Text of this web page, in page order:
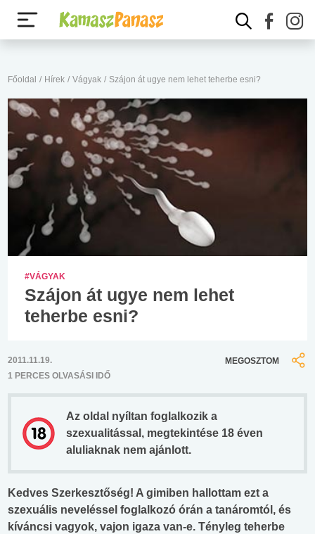
Főoldal / Hírek / Vágyak / Szájon át ugye nem lehet teherbe esni?
#VÁGYAK
Szájon át ugye nem lehet
teherbe esni?
2011.11.19.
1 PERCES OLVASÁSI IDŐ
MEGOSZTOM
Az oldal nyíltan foglalkozik a
szexualitással, megtekintése 18 éven
aluliaknak nem ajánlott.
Kedves Szerkesztőség! A gimiben hallottam ezt a
szexuális neveléssel foglalkozó órán a tanáromtól, és
kíváncsi vagyok, vajon igaza van-e. Tényleg teherbe